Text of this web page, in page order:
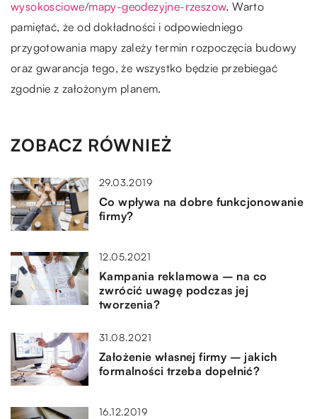
wysokosciowe/mapy-geodezyjne-rzeszow. Warto
pamiętać, że od dokładności i odpowiedniego
przygotowania mapy zależy termin rozpoczęcia budowy
oraz gwarancja tego, że wszystko będzie przebiegać
zgodnie z założonym planem.
ZOBACZ RÓWNIEŻ
29.03.2019
Co wpływa na dobre funkcjonowanie
firmy?
12.05.2021
Kampania reklamowa – na co
zwrócić uwagę podczas jej
tworzenia?
31.08.2021
Założenie własnej firmy – jakich
formalności trzeba dopełnić?
16.12.2019